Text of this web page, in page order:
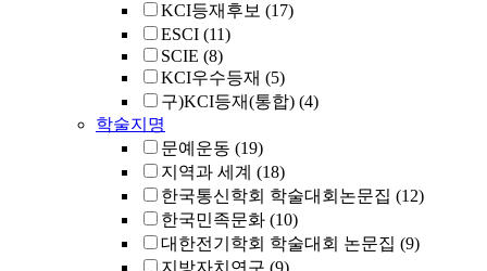
KCI등재후보 (17)
ESCI (11)
SCIE (8)
KCI우수등재 (5)
구)KCI등재(통합) (4)
학술지명
문예운동 (19)
지역과 세계 (18)
한국통신학회 학술대회논문집 (12)
한국민족문화 (10)
대한전기학회 학술대회 논문집 (9)
지방자치연구 (9)